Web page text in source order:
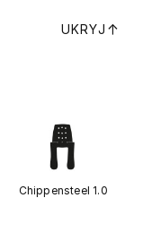
UKRYJ ↓
Chippensteel 1.0